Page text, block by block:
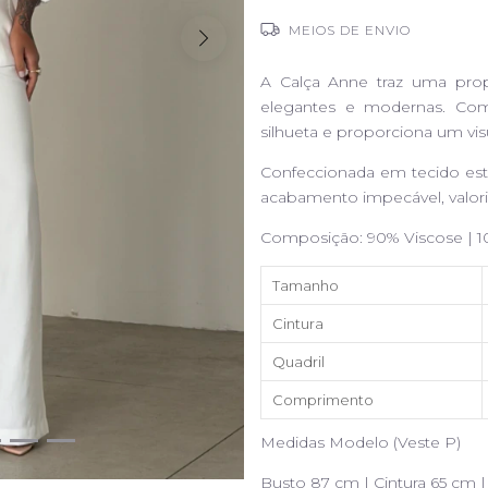
MEIOS DE ENVIO
A Calça Anne traz uma
elegantes e modernas.
silhueta e proporciona um
Confeccionada em tecido
acabamento impecável,
Composição: 90% Viscose |
Tamanho
Cintura
Quadril
Comprimento
Medidas Modelo (Veste P)
Busto 87 cm | Cintura 65 cm